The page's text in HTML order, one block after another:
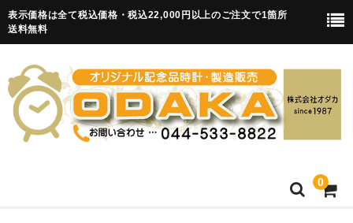
表示価格は全て税込価格・税込22,000円以上のご注文で1箇所
送料無料
0